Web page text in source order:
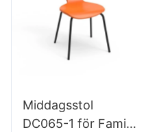
Middagsstol
DC065-1 för Family